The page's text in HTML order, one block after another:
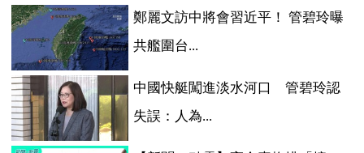
鄭麗文訪中將會習近平！ 管碧玲曝
共艦圍台...
中國快艇闖進淡水河口 管碧玲認
失誤：人為...